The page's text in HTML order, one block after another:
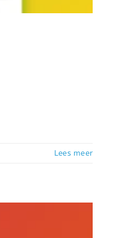
Lees meer